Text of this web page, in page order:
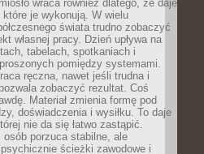
wraca również dlatego, że daje
je wykonują. W wielu
świata trudno zobaczyć
własnej pracy. Dzień upływa na
tabelach, spotkaniach i
pomiędzy systemami.
ręczna, nawet jeśli trudna i
zobaczyć rezultat. Coś
Materiał zmienia formę pod
doświadczenia i wysiłku. To daje
nie da się łatwo zastąpić.
osób porzuca stabilne, ale
ścieżki zawodowe i